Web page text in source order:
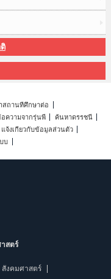
สถานที่ศึกษาต่อ
ความจากรุ่นพี่
ค้นหาดรรชนี
แจ้งเกี่ยวกับข้อมูลส่วนตัว
บ
สตร์
สังคมศาสตร์